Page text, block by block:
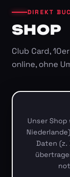
DIREKT
SHOP
Club Card,
online, ohne
Unser Shop
Daten (z.